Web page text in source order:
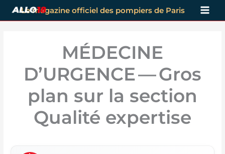
Aller
au
Le magazine officiel des pompiers de Paris
MÉDECINE
D’URGENCE — Gros
plan sur la section
Qualité expertise